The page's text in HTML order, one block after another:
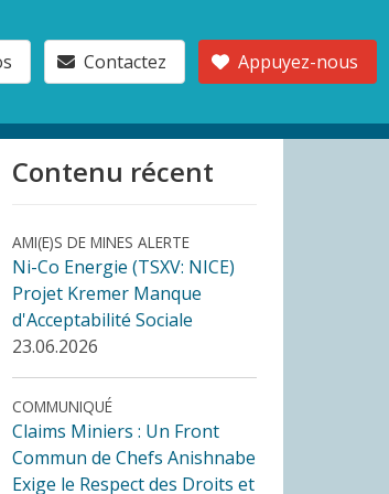
Contactez Appuyez-nous
Contenu récent
AMI(E)S DE MINES ALERTE
Ni-Co Energie (TSXV: NICE)
Projet Kremer Manque
d'Acceptabilité Sociale
23.06.2026
COMMUNIQUÉ
Claims Miniers : Un Front
Commun de Chefs Anishnabe
Exige le Respect des Droits et